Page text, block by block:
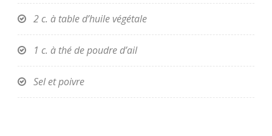
2 c. à table d’huile végétale
1 c. à thé de poudre d’ail
Sel et poivre